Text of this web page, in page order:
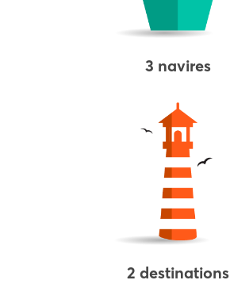
3 navires
2 destinations